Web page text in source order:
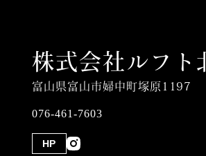
株式会社ルフト
富山県富山市婦中町塚原1197
076-461-7603
HP